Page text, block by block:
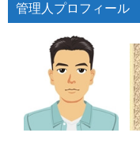
管理人プロフィール